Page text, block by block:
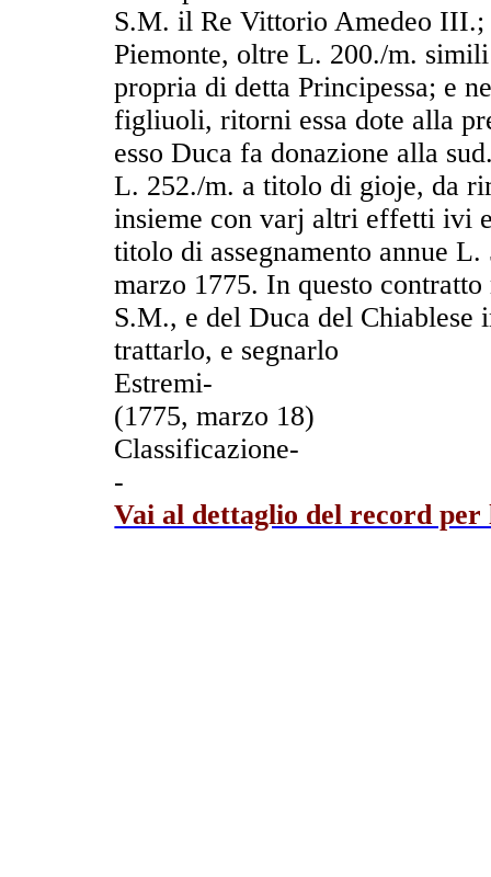
S.M. il Re Vittorio Amedeo
Piemonte, oltre L. 200./m.
propria di detta Principessa; e
figliuoli, ritorni essa dote alla
esso Duca fa donazione alla
L. 252./m. a titolo di gioje, da
insieme con varj altri effetti ivi
titolo di assegnamento annue
marzo 1775. In questo
S.M., e del Duca del Chiablese
trattarlo, e segnarlo
Estremi-
(1775, marzo 18)
Classificazione-
-
Vai al dettaglio del record per